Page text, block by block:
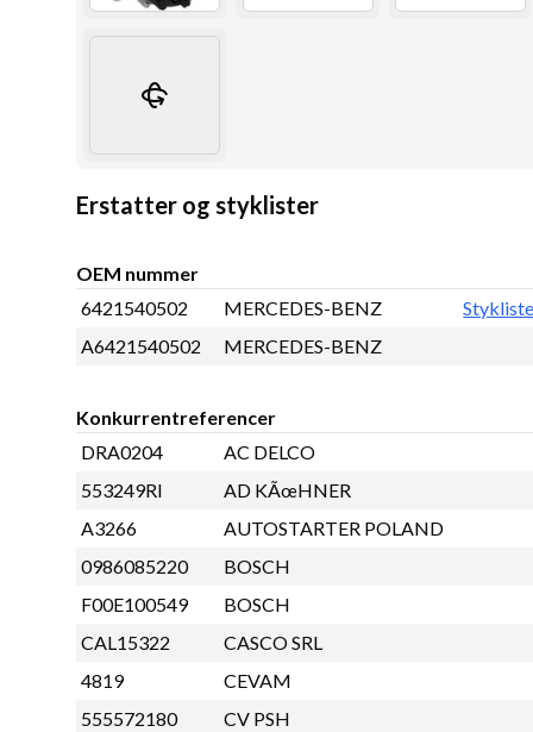
Erstatter og styklister
OEM nummer
6421540502
MERCEDES-BENZ
A6421540502
MERCEDES-BENZ
Konkurrentreferencer
DRA0204
AC DELCO
553249RI
AD KÃœHNER
A3266
AUTOSTARTER POLAND
0986085220
BOSCH
F00E100549
BOSCH
CAL15322
CASCO SRL
4819
CEVAM
555572180
CV PSH